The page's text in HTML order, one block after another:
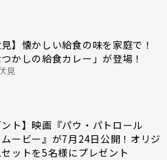
見】懐かしい給食の味を家庭で！
かしの給食カレー」が登場！
見
ント】映画『パウ・パトロール
ービー』が7月24日公開！オリジ
ットを5名様にプレゼント